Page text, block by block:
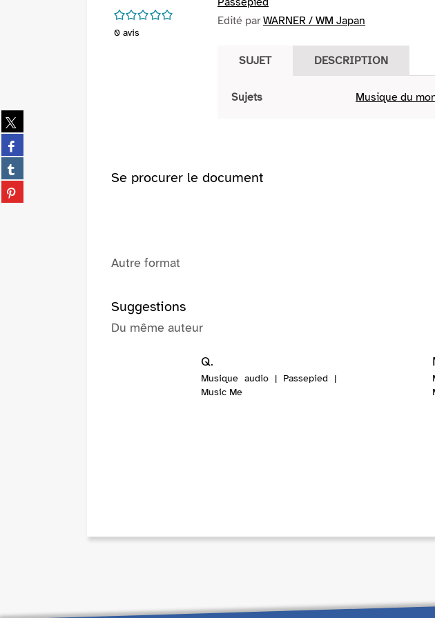
Partager
sur
twitter
(Nouvelle
fenêtre)
Partager
sur
facebook
(Nouvelle
fenêtre)
Partager
sur
tumblr
Partager
sur
/5
0 avis
Edité parWARNER / WM Japan
SUJET DESCRIPTION
Sujets Musique du
Se procurer le document
Autre format
Suggestions
Du même auteur
Q.
Musique audio | Passepied |
Music Me